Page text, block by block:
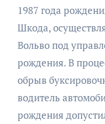
1987 года
Шкода,
Вольво под
рождения. В
обрыв
водитель
рождения